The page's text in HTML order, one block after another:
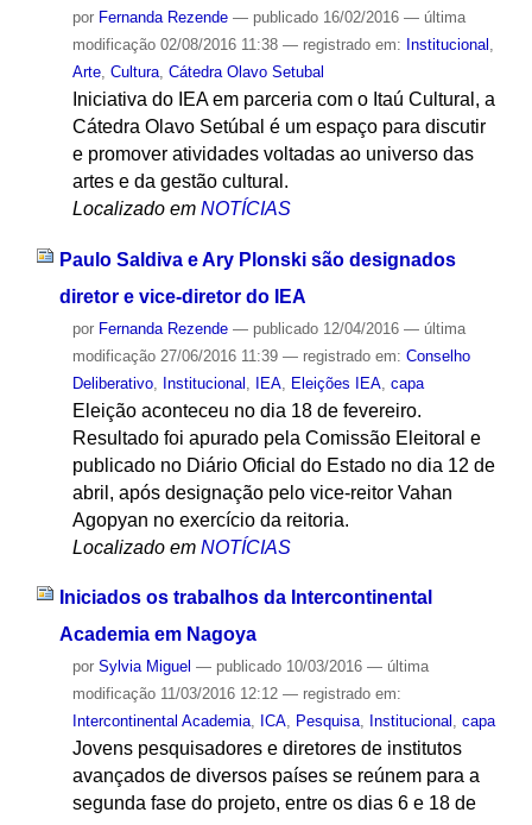
por Fernanda Rezende — publicado16/02/2016 — última
modificação02/08/2016 11:38 — registrado em: Institucional
Arte, Cultura, Cátedra Olavo Setubal
Iniciativa do IEA em parceria com o Itaú Cultural, a
Cátedra Olavo Setúbal é um espaço para discutir
e promover atividades voltadas ao universo das
artes e da gestão cultural.
Localizado em NOTÍCIAS
Paulo Saldiva e Ary Plonski são designados
diretor e vice-diretor do IEA
por Fernanda Rezende — publicado12/04/2016 — última
modificação27/06/2016 11:39 — registrado em: Conselho
Deliberativo, Institucional IEA, Eleições IEA, capa
Eleição aconteceu no dia 18 de fevereiro.
Resultado foi apurado pela Comissão Eleitoral e
publicado no Diário Oficial do Estado no dia 12 de
abril, após designação pelo vice-reitor Vahan
Agopyan no exercício da reitoria.
Localizado em NOTÍCIAS
Iniciados os trabalhos da Intercontinental
Academia em Nagoya
por Sylvia Miguel — publicado10/03/2016 — última
modificação11/03/2016 12:12 — registrado em:
Intercontinental Academia, ICA, Pesquisa, Institucional , capa
Jovens pesquisadores e diretores de institutos
avançados de diversos países se reúnem para a
segunda fase do projeto, entre os dias 6 e 18 de